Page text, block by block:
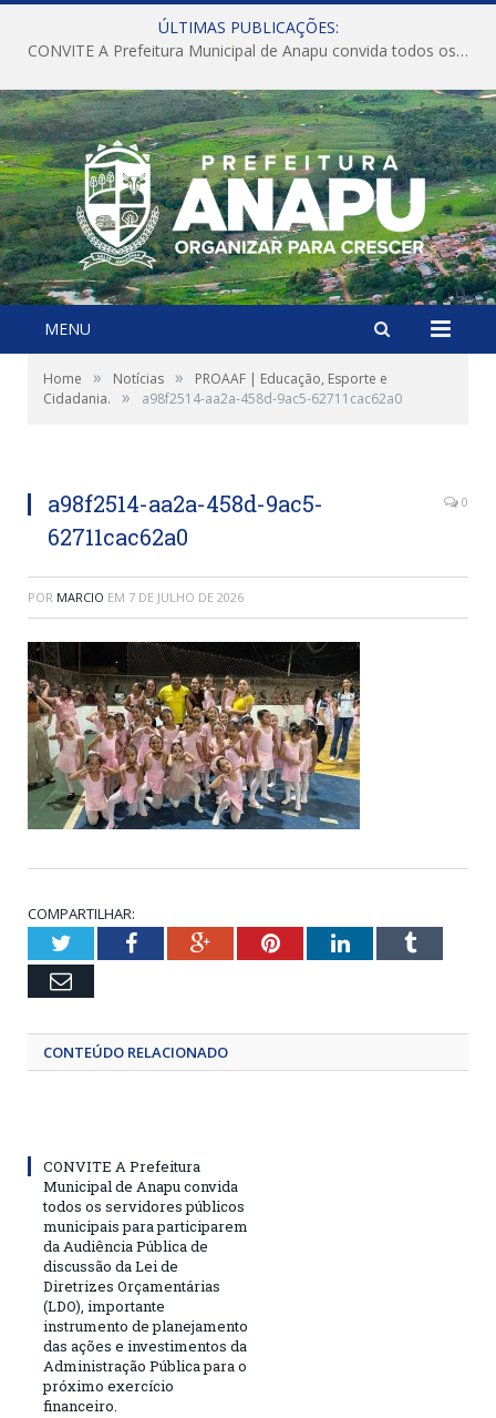
ÚLTIMAS PUBLICAÇÕES:
CONVITE A Prefeitura Municipal de Anapu convida todos os servidores públicos municipais para participarem da Audiência Pública de discussão da Lei de Diretrizes Orçamentárias (LDO), importante instrumento de planejamento das ações e investimentos da Administração Pública para o próximo exercício financeiro.
MENU
Home » Notícias »
PROAAF | Educação, Esporte e
Cidadania.
» a98f2514-aa2a-458d-9ac5-62711cac62a0
a98f2514-aa2a-458d-9ac5-
62711cac62a0
0
POR MARCIO EM 7 DE JULHO DE 2026
COMPARTILHAR:
TwitterFacebookGoogle+PinterestLinkedInTumblr
Email
CONTEÚDO RELACIONADO
CONVITE A Prefeitura
Municipal de Anapu convida
todos os servidores públicos
municipais para participarem
da Audiência Pública de
discussão da Lei de
Diretrizes Orçamentárias
(LDO), importante
instrumento de planejamento
das ações e investimentos da
Administração Pública para o
próximo exercício
financeiro.